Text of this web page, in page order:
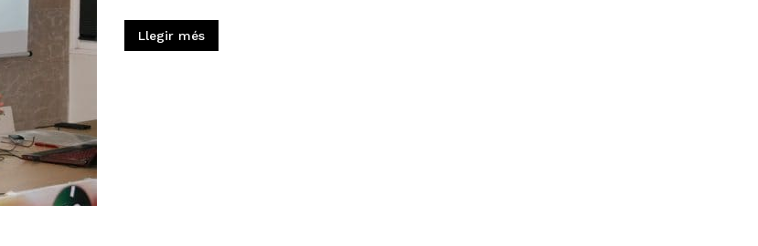
Llegir més